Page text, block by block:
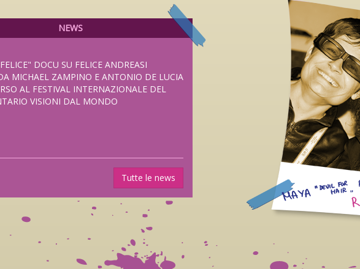
NEWS
DOCU SU FELICE ANDREASI
MICHAEL ZAMPINO E ANTONIO DE LUCIA
AL FESTIVAL INTERNAZIONALE DEL
VISIONI DAL MONDO
BALLAD", NUOVO HORROR DI
ZAMPAGLIONE PRESENTATO IN
MONDIALE AL TUBI FRIGHTFEST DI
NELLE SALE ITALIANE DAL 5 NOVEMBRE
DA FILMCLUB DISTRIBUZIONE.
Tutte le news